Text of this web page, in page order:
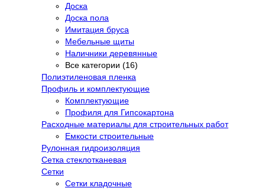
Доска
Доска пола
Имитация бруса
Мебельные щиты
Наличники деревянные
Все категории (16)
Полиэтиленовая пленка
Профиль и комплектующие
Комплектующие
Профиля для Гипсокартона
Расходные материалы для строительных работ
Емкости строительные
Рулонная гидроизоляция
Сетка стеклотканевая
Сетки
Сетки кладочные